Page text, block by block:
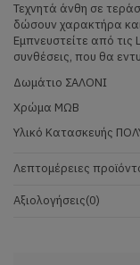
Τεχνητά άνθη σε
δώσουν χαρακτήρα
Εμπνευστείτε από
συνθέσεις, που θα
Δωμάτιο ΣΑΛΟΝΙ
Χρώμα ΜΩΒ
Υλικό Κατασκευής
Λεπτομέρειες
Αξιολογήσεις(0)